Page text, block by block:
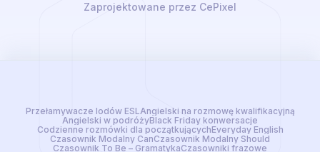
Zaprojektowane przez CePixel
Przełamywacze lodów ESLAngielski na rozmowę kwalifikacyjną
Angielski w podróżyBlack Friday konwersacje
Codzienne rozmówki dla początkującychEveryday English
Czasownik Modalny CanCzasownik Modalny Should
Czasownik To Be – GramatykaCzasowniki frazowe